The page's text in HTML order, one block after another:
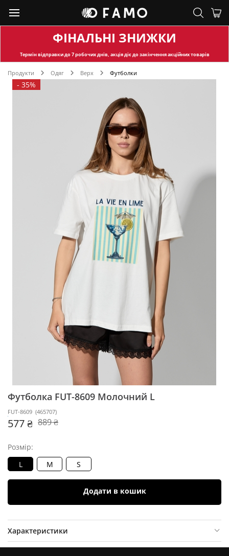
ФІНАЛЬНІ ЗНИЖКИ
Термін відправкидо 7 робочих днів, акція діє до закінчення акційних товарів
Продукти Одяг Верх Футболки
- 35%
Футболка FUT-8609 Молочний L
FUT-8609 (465707)
577 ₴ 889 ₴
Розмір:
L
M S
Додати в кошик
Характеристики